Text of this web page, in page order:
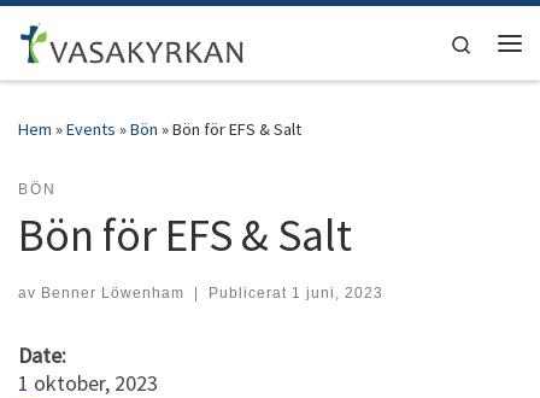
Hoppa till innehåll
Search
Hem »Events »Bön »Bön för EFS & Salt
BÖN
Bön för EFS & Salt
av Benner Löwenham | Publicerat 1 juni, 2023
Date:
1 oktober, 2023